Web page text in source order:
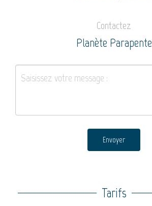
Contactez
Planète Parapente
Envoyer
Tarifs